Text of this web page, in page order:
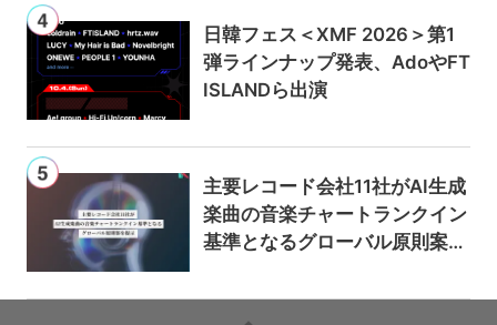
日韓フェス＜XMF 2026＞第1
弾ラインナップ発表、AdoやFT
ISLANDら出演
主要レコード会社11社がAI生成
楽曲の音楽チャートランクイン
基準となるグローバル原則案を
るための統一的な枠組みを提案